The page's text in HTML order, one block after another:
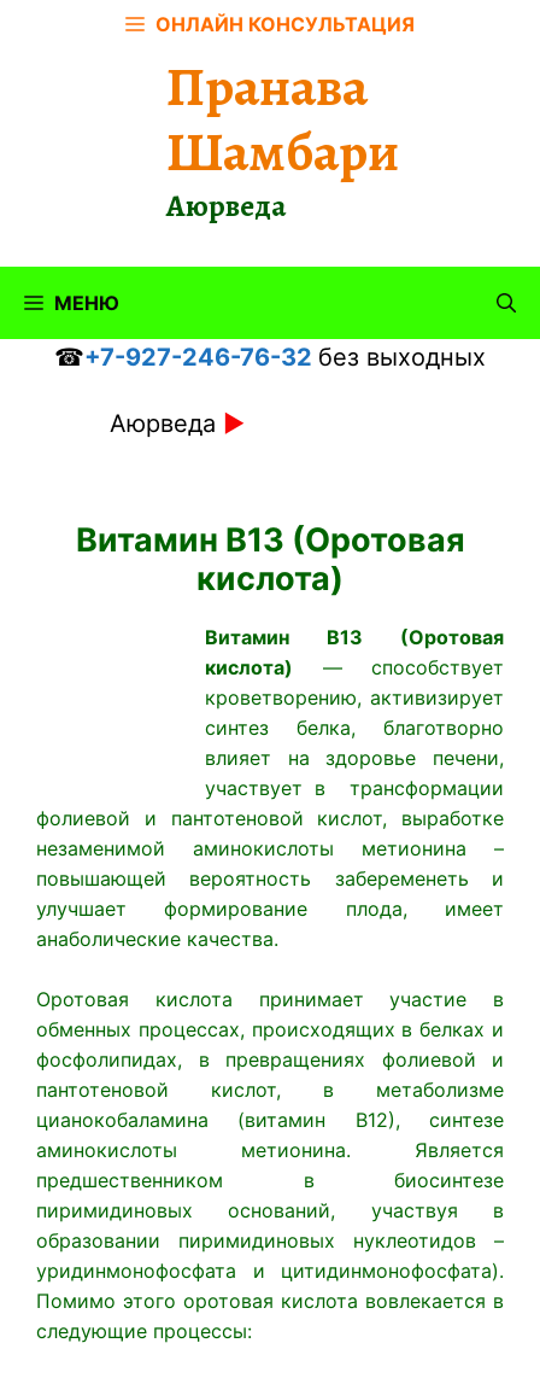
ОНЛАЙН КОНСУЛЬТАЦИЯ
Пранава
Шамбари
Аюрведа
МЕНЮ
☎+7-927-246-76-32 без выходных
Аюрведа ►
Витамин B13 (Оротовая
кислота)
Витамин B13 (Оротовая
кислота) — способствует
кроветворению, активизирует
синтез белка, благотворно
влияет на здоровье печени,
участвует в трансформации
фолиевой и пантотеновой кислот, выработке
незаменимой аминокислоты метионина –
повышающей вероятность забеременеть и
улучшает формирование плода, имеет
анаболические качества.
Оротовая кислота принимает участие в
обменных процессах, происходящих в белках и
фосфолипидах, в превращениях фолиевой и
пантотеновой кислот, в метаболизме
цианокобаламина (витамин В12), синтезе
аминокислоты метионина. Является
предшественником в биосинтезе
пиримидиновых оснований, участвуя в
образовании пиримидиновых нуклеотидов –
уридинмонофосфата и цитидинмонофосфата).
Помимо этого оротовая кислота вовлекается в
следующие процессы: